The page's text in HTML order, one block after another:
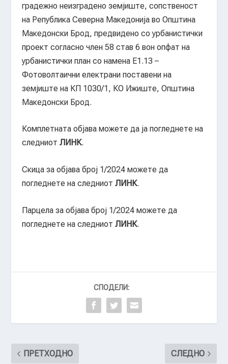
градежно неизградено земјиште, сопственост
на Република Северна Македонија во Општина
Македонски Брод, предвидено со урбанистички
проект согласно член 58 став 6 вон опфат на
урбанистички план со намена Е1.13 –
Фотоволтаични електрани поставени на
земјиште на КП 1030/1, КО Ижиште, Општина
Македонски Брод.
Комплетната објава можете да ја погледнете на
следниот ЛИНК.
Скица за објава број 1/2024 можете да
погледнете на следниот ЛИНК.
Парцела за објава број 1/2024 можете да
погледнете на следниот ЛИНК.
СПОДЕЛИ:
ПРЕТХОДНО СЛЕДНО